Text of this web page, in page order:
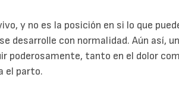
y no es la posición en si lo que
desarrolle con normalidad. Aún así,
poderosamente, tanto en el dolor
el parto.